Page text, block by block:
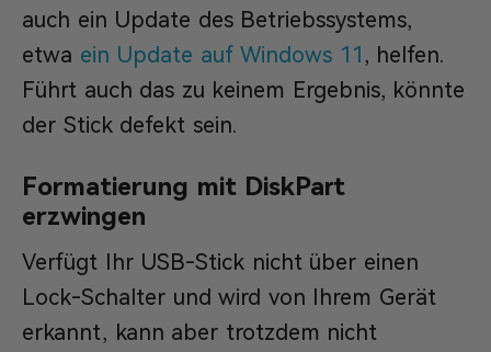
auch ein Update des Betriebssystems,
etwa ein Update auf Windows 11, helfen.
Führt auch das zu keinem Ergebnis, könnte
der Stick defekt sein.
Formatierung mit DiskPart
erzwingen
Verfügt Ihr USB-Stick nicht über einen
Lock-Schalter und wird von Ihrem Gerät
erkannt, kann aber trotzdem nicht